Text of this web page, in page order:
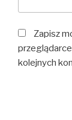
Zapisz
kolejnych